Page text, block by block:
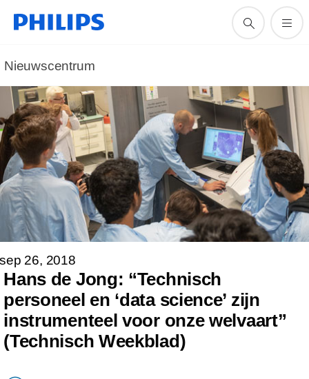
Nieuwscentrum
sep 26, 2018
Hans de Jong: “Technisch
personeel en ‘data science’ zijn
instrumenteel voor onze welvaart”
(Technisch Weekblad)